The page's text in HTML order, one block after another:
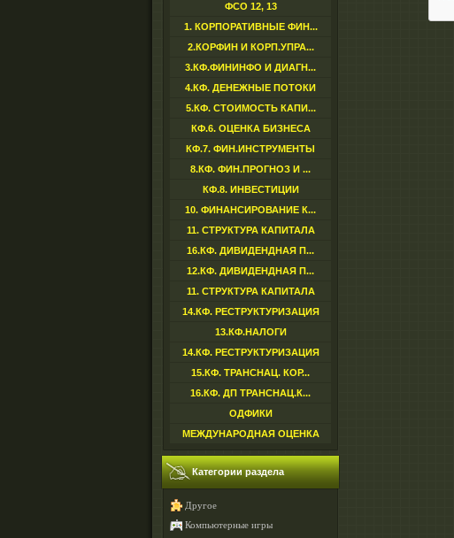
ФСО 12, 13
1. КОРПОРАТИВНЫЕ ФИН...
2.КОРФИН И КОРП.УПРА...
3.КФ.ФИНИНФО И ДИАГН...
4.КФ. ДЕНЕЖНЫЕ ПОТОКИ
5.КФ. СТОИМОСТЬ КАПИ...
КФ.6. ОЦЕНКА БИЗНЕСА
КФ.7. ФИН.ИНСТРУМЕНТЫ
8.КФ. ФИН.ПРОГНОЗ И ...
КФ.8. ИНВЕСТИЦИИ
10. ФИНАНСИРОВАНИЕ К...
11. СТРУКТУРА КАПИТАЛА
16.КФ. ДИВИДЕНДНАЯ П...
12.КФ. ДИВИДЕНДНАЯ П...
11. СТРУКТУРА КАПИТАЛА
14.КФ. РЕСТРУКТУРИЗАЦИЯ
13.КФ.НАЛОГИ
14.КФ. РЕСТРУКТУРИЗАЦИЯ
15.КФ. ТРАНСНАЦ. КОР...
16.КФ. ДП ТРАНСНАЦ.К...
ОДФИКИ
МЕЖДУНАРОДНАЯ ОЦЕНКА
Категории раздела
Другое
Компьютерные игры